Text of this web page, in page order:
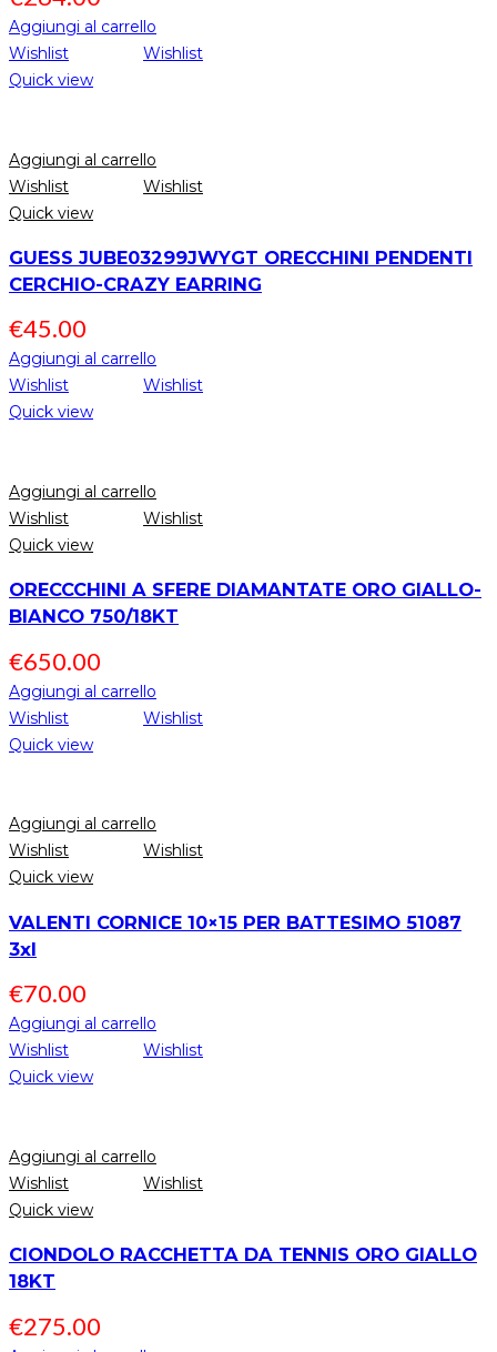
Aggiungi al carrello
Wishlist
Wishlist
Quick view
Aggiungi al carrello
Wishlist
Wishlist
Quick view
GUESS JUBE03299JWYGT ORECCHINI PENDENTI
CERCHIO-CRAZY EARRING
€45.00
Aggiungi al carrello
Wishlist
Wishlist
Quick view
Aggiungi al carrello
Wishlist
Wishlist
Quick view
ORECCCHINI A SFERE DIAMANTATE ORO GIALLO-
BIANCO 750/18KT
€650.00
Aggiungi al carrello
Wishlist
Wishlist
Quick view
Aggiungi al carrello
Wishlist
Wishlist
Quick view
VALENTI CORNICE 10×15 PER BATTESIMO 51087
3xl
€70.00
Aggiungi al carrello
Wishlist
Wishlist
Quick view
Aggiungi al carrello
Wishlist
Wishlist
Quick view
CIONDOLO RACCHETTA DA TENNIS ORO GIALLO
18KT
€275.00